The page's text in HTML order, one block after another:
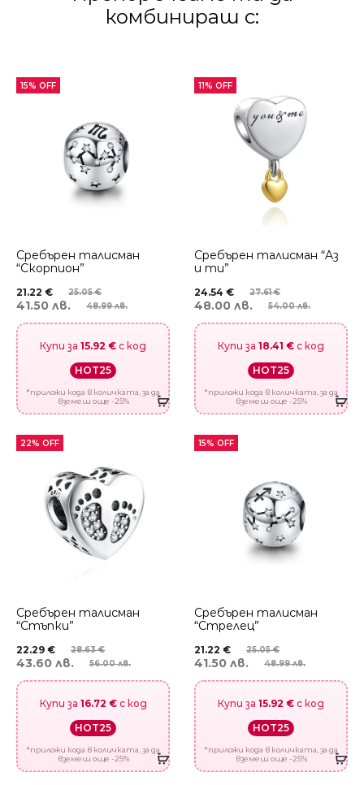
комбинираш с:
15% OFF
Сребърен талисман
“Скорпион”
25.05€
21.22 €
48.99 лв.
41.50 лв.
Купи за 15.92 € с код
HOT25
*приложи кода в количката, за да
вземеш още -25%
11% OFF
Сребърен талисман “Aз
и ти”
27.61€
24.54 €
54.00 лв.
48.00 лв.
Купи за 18.41 € с код
HOT25
*приложи кода в количката, за да
вземеш още -25%
22% OFF
Сребърен талисман
“Стъпки”
28.63€
22.29 €
56.00 лв.
43.60 лв.
Купи за 16.72 €с код
HOT25
*приложи кода в количката, за да
вземеш още -25%
15% OFF
Сребърен талисман
“Стрелец”
25.05€
21.22 €
48.99 лв.
41.50 лв.
Купи за 15.92 € с код
HOT25
*приложи кода в количката, за да
вземеш още -25%